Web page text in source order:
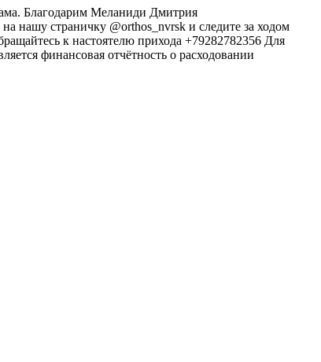
Благодарим Меланиди Дмитрия
нашу страничку @orthos_nvrsk и следите за ходом
к настоятелю прихода +79282782356 Для
финансовая отчётность о расходовании